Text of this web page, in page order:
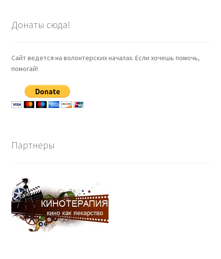
Донаты сюда!
Сайт ведется на волонтерских началах. Если хочешь помочь,
помогай!
Партнеры